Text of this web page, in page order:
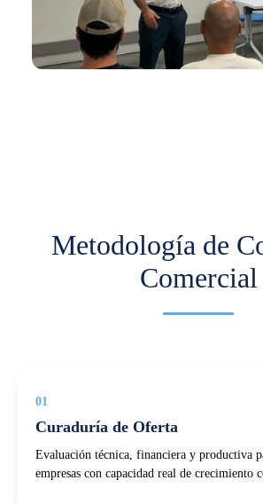
Metodología de
Comercial
01
Curaduría de Oferta
Evaluación técnica, financiera y productiva
empresas con capacidad real de crecimiento